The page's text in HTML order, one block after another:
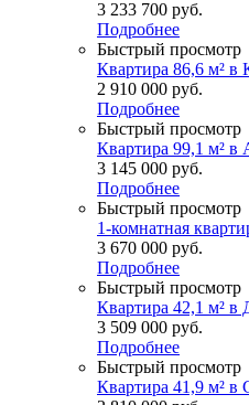
3 233 700 руб.
Подробнее
Быстрый просмотр
Квартира 86,6 м² в
2 910 000 руб.
Подробнее
Быстрый просмотр
Квартира 99,1 м² в
3 145 000 руб.
Подробнее
Быстрый просмотр
1-комнатная
3 670 000 руб.
Подробнее
Быстрый просмотр
Квартира 42,1 м² в
3 509 000 руб.
Подробнее
Быстрый просмотр
Квартира 41,9 м² в